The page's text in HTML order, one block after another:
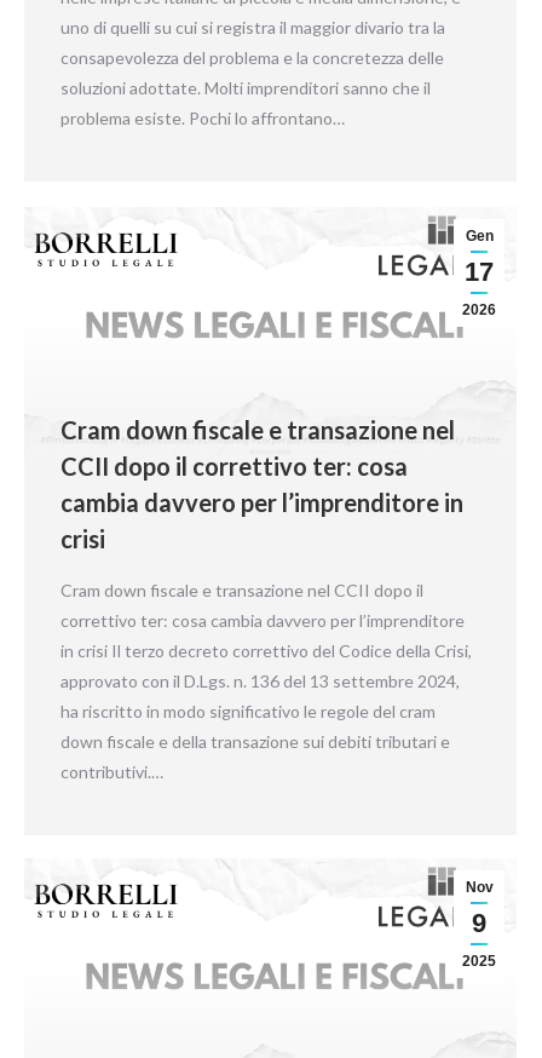
uno di quelli su cui si registra il maggior divario tra la
consapevolezza del problema e la concretezza delle
soluzioni adottate. Molti imprenditori sanno che il
problema esiste. Pochi lo affrontano…
Gen
17
2026
Cram down fiscale e transazione nel
CCII dopo il correttivo ter: cosa
cambia davvero per l’imprenditore in
crisi
Cram down fiscale e transazione nel CCII dopo il
correttivo ter: cosa cambia davvero per l’imprenditore
in crisi Il terzo decreto correttivo del Codice della Crisi,
approvato con il D.Lgs. n. 136 del 13 settembre 2024,
ha riscritto in modo significativo le regole del cram
down fiscale e della transazione sui debiti tributari e
contributivi.…
Nov
9
2025